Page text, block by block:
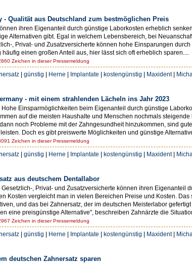
- Qualität aus Deutschland zum bestmöglichen Preis
ihren Eigenanteil durch günstige Laborkosten erheblich
Alternativen gibt. Egal in welchem Lebensbereich, bei
, Privat- und Zusatzversicherte können hohe Einsparungen
einen großen Anteil aus, hier lässt sich oft erheblich sparen....
Zeichen in dieser Pressemeldung
| günstig | Herne | Implantate | kostengünstig | Maxident|
- mit einem strahlenden Lächeln ins Jahr 2023
Einsparmöglichkeiten beim Eigenanteil durch günstige
auf die meisten Haushalte und Menschen nochmals steigende
noch Probleme mit der Zahngesundheit hinzukommen, sind
Doch es gibt preiswerte Möglichkeiten und günstige
Zeichen in dieser Pressemeldung
| günstig | Herne | Implantate | kostengünstig | Maxident|
aus deutschem Dentallabor
, Privat- und Zusatzversicherte können ihren Eigenanteil
Kosten vergleicht man in vielen Bereichen Preise und Kosten.
und das bei Zahnersatz, der im deutschen Meisterlabor
eine preisgünstige Alternative", beschreiben Zahnärzte die
Zeichen in dieser Pressemeldung
| günstig | Herne | Implantate | kostengünstig | Maxident|
deutschen Zahnersatz sparen